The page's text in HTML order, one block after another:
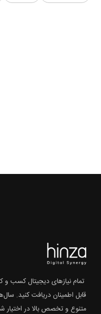
تمام نیازهای دیجیتال کسب و
قابل اطمینان دریافت کنید.
متنوع و تخصص بالا در اختیار